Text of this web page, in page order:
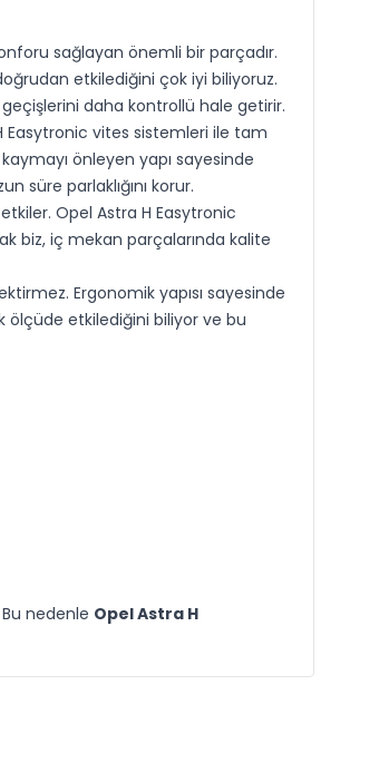
sağlayan önemli bir parçadır.
etkilediğini çok iyi biliyoruz.
daha kontrollü hale getirir.
Easytronic vites sistemleri ile tam
önleyen yapı sayesinde
süre parlaklığını korur.
Opel Astra H Easytronic
biz, iç mekan parçalarında kalite
Ergonomik yapısı sayesinde
ölçüde etkilediğini biliyor ve bu
nedenle Opel Astra H